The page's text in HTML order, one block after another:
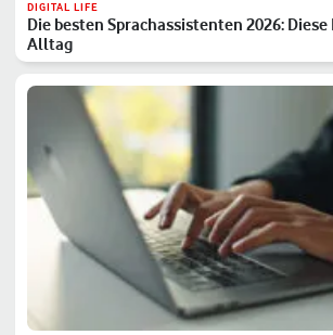
DIGITAL LIFE
Die besten Sprachassistenten 2026:
Alltag